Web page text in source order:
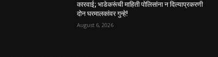
कारवाई; भाडेकरूंची माहिती पोलिसांना न दिल्याप्रकरणी
दोन घरमालकांवर गुन्हे!
August 6, 2026